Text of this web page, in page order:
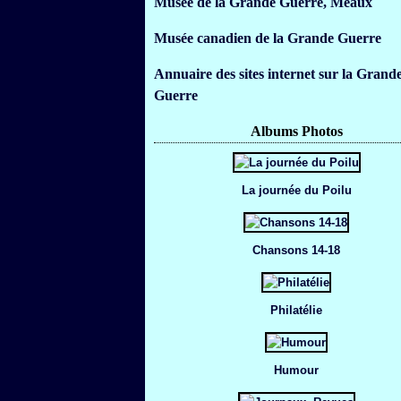
Musée canadien de la Grande Guerre
Annuaire des sites internet sur la
Guerre
Albums Photos
La journée du Poilu
Chansons 14-18
Philatélie
Humour